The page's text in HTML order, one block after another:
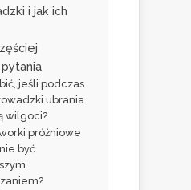
i jak ich
jeśli podczas
ubrania
wilgoci?
próżniowe
być